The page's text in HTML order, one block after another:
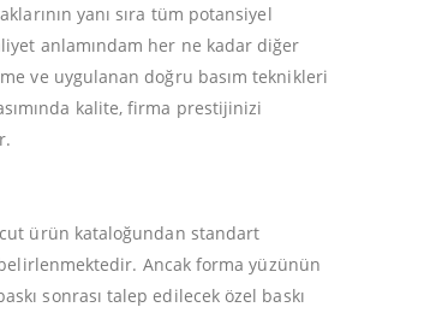
yanı sıra tüm potansiyel
anlamındam her ne kadar diğer
ve uygulanan doğru basım teknikleri
kalite, firma prestijinizi
ürün kataloğundan standart
Ancak forma yüzünün
sonrası talep edilecek özel baskı